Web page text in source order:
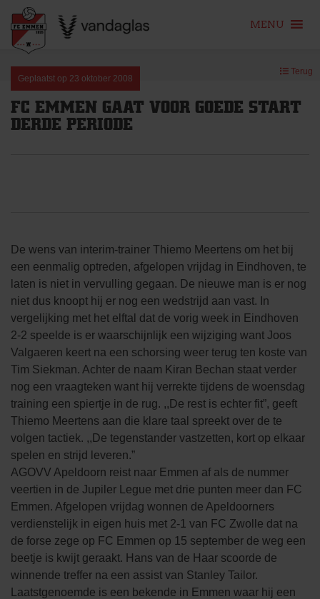
content
MENU
Geplaatst op 23 oktober 2008
Terug
FC EMMEN GAAT VOOR GOEDE START
DERDE PERIODE
De wens van interim-trainer Thiemo Meertens om het bij
een eenmalig optreden, afgelopen vrijdag in Eindhoven, te
laten is niet in vervulling gegaan. De nieuwe man is er nog
niet dus knoopt hij er nog een wedstrijd aan vast. In
vergelijking met het elftal dat de vorig week in Eindhoven
2-2 speelde is er waarschijnlijk een wijziging want Joos
Valgaeren keert na een schorsing weer terug ten koste van
Tim Siekman. Achter de naam Kiran Bechan staat verder
nog een vraagteken want hij verrekte tijdens de woensdag
training een spiertje in de rug. ,,De rest is echter fit”, geeft
Thiemo Meertens aan die klare taal spreekt over de te
volgen tactiek. ,,De tegenstander vastzetten, kort op elkaar
spelen en strijd leveren.”
AGOVV Apeldoorn reist naar Emmen af als de nummer
veertien in de Jupiler Legue met drie punten meer dan FC
Emmen. Afgelopen vrijdag wonnen de Apeldoorners
verdienstelijk in eigen huis met 2-1 van FC Zwolle dat na
de forse zege op FC Emmen op 15 september de weg een
beetje is kwijt geraakt. Hans van de Haar scoorde de
winnende treffer na een assist van Stanley Tailor.
Laatstgenoemde is een bekende in Emmen waar hij een